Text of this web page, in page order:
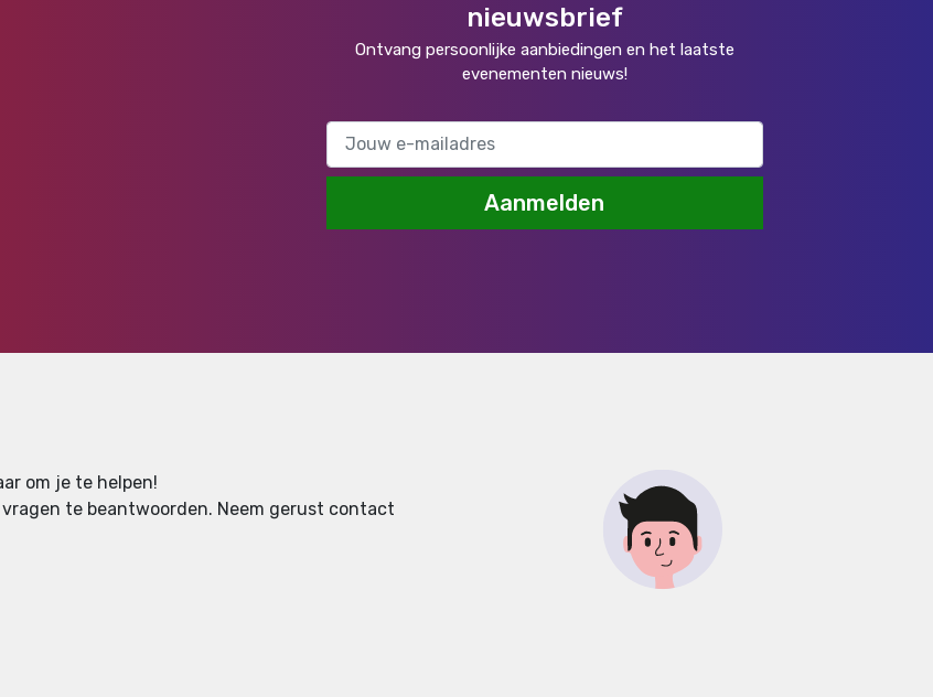
nieuwsbrief
Ontvang persoonlijke aanbiedingen en het laatste
evenementen nieuws!
Aanmelden
om je te helpen!
te beantwoorden. Neem gerust contact